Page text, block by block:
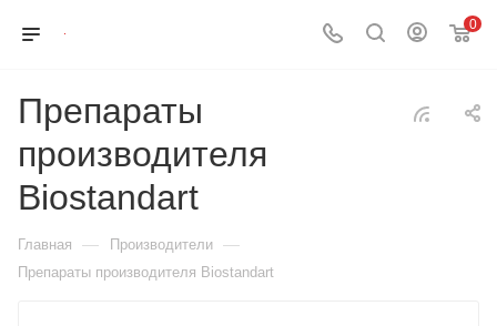
0
Препараты
производителя
Biostandart
Главная — Производители —
Препараты производителя Biostandart